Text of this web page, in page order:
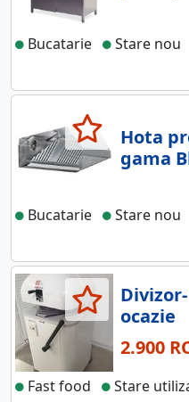
Bucatarie
Stare nou
Hota
gama
Bucatarie
Stare nou
ocazie
2.900
Fast food Stare